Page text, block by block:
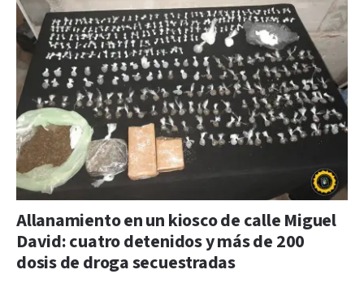
Allanamiento en un kiosco de calle Miguel
David: cuatro detenidos y más de 200
dosis de droga secuestradas